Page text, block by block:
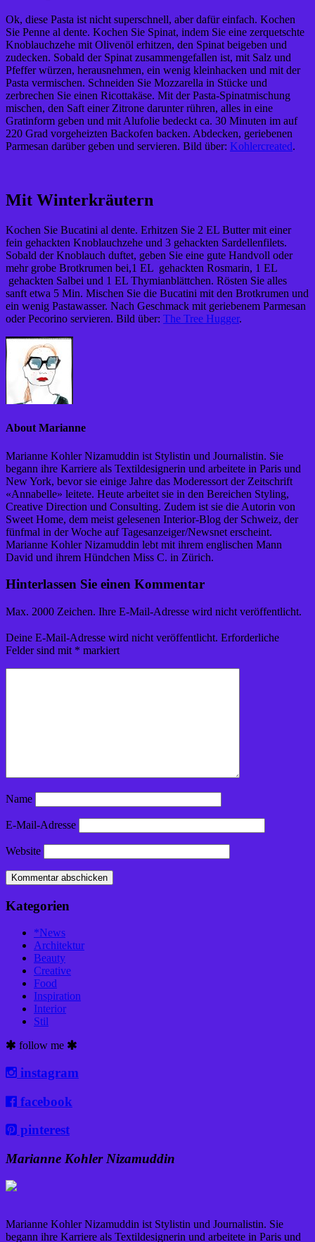
Ok, diese Pasta ist nicht superschnell, aber dafür einfach. Kochen
Sie Penne al dente. Kochen Sie Spinat, indem Sie eine zerquetschte
Knoblauchzehe mit Olivenöl erhitzen, den Spinat beigeben und
zudecken. Sobald der Spinat zusammengefallen ist, mit Salz und
Pfeffer würzen, herausnehmen, ein wenig kleinhacken und mit der
Pasta vermischen. Schneiden Sie Mozzarella in Stücke und
zerbrechen Sie einen Ricottakäse. Mit der Pasta-Spinatmischung
mischen, den Saft einer Zitrone darunter rühren, alles in eine
Gratinform geben und mit Alufolie bedeckt ca. 30 Minuten im auf
220 Grad vorgeheizten Backofen backen. Abdecken, geriebenen
Parmesan darüber geben und servieren. Bild über: Kohlercreated.
Mit Winterkräutern
Kochen Sie Bucatini al dente. Erhitzen Sie 2 EL Butter mit einer
fein gehackten Knoblauchzehe und 3 gehackten Sardellenfilets.
Sobald der Knoblauch duftet, geben Sie eine gute Handvoll oder
mehr grobe Brotkrumen bei,1 EL gehackten Rosmarin, 1 EL
gehackten Salbei und 1 EL Thymianblättchen. Rösten Sie alles
sanft etwa 5 Min. Mischen Sie die Bucatini mit den Brotkrumen und
ein wenig Pastawasser. Nach Geschmack mit geriebenem Parmesan
oder Pecorino servieren. Bild über: The Tree Hugger.
About Marianne
Marianne Kohler Nizamuddin ist Stylistin und Journalistin. Sie
begann ihre Karriere als Textildesignerin und arbeitete in Paris und
New York, bevor sie einige Jahre das Moderessort der Zeitschrift
«Annabelle» leitete. Heute arbeitet sie in den Bereichen Styling,
Creative Direction und Consulting. Zudem ist sie die Autorin von
Sweet Home, dem meist gelesenen Interior-Blog der Schweiz, der
fünfmal in der Woche auf Tagesanzeiger/Newsnet erscheint.
Marianne Kohler Nizamuddin lebt mit ihrem englischen Mann
David und ihrem Hündchen Miss C. in Zürich.
Hinterlassen Sie einen Kommentar
Max. 2000 Zeichen. Ihre E-Mail-Adresse wird nicht veröffentlicht.
Deine E-Mail-Adresse wird nicht veröffentlicht. Erforderliche
Felder sind mit * markiert
Name
E-Mail-Adresse
Website
Kategorien
*News
Architektur
Beauty
Creative
Food
Inspiration
Interior
Stil
follow me
instagram
facebook
pinterest
Marianne Kohler Nizamuddin
Marianne Kohler Nizamuddin ist Stylistin und Journalistin. Sie
begann ihre Karriere als Textildesignerin und arbeitete in Paris und